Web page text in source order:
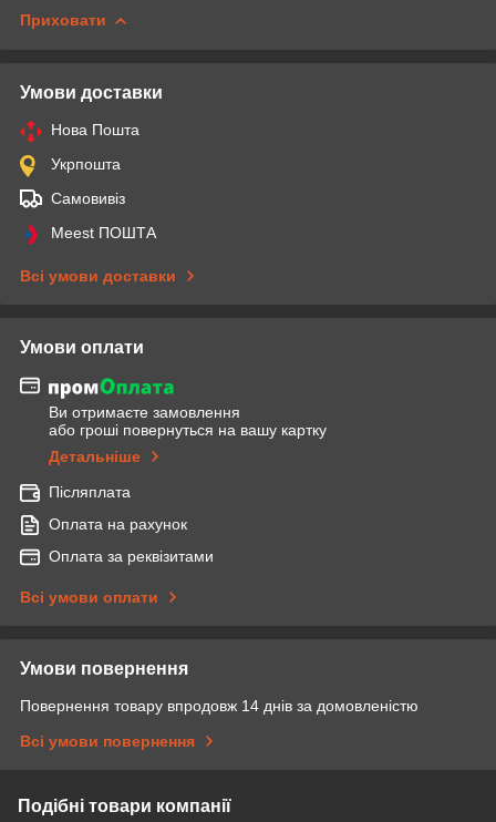
Приховати
Умови доставки
Нова Пошта
Укрпошта
Самовивіз
Meest ПОШТА
Всі умови доставки
Умови оплати
Ви отримаєте замовлення
або гроші повернуться на вашу картку
Детальніше
Післяплата
Оплата на рахунок
Оплата за реквізитами
Всі умови оплати
Умови повернення
Повернення товару впродовж 14 днів за домовленістю
Всі умови повернення
Подібні товари компанії